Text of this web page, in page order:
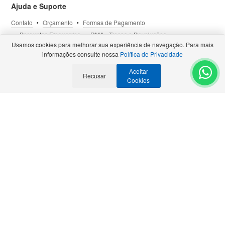
Ajuda e Suporte
Contato Orçamento
Formas de Pagamento
Perguntas Frequentes
RMA - Trocas e Devoluções
Política de Privacidade
Termos de Uso Site Seguro
Selos e Certificações- Veja todas as Parcerias Premiadas
Usamos cookies para melhorar sua experiência de navegação. Para mais
informações consulte nossa Política de Privacidade
Recusar
Aceitar
Cookies